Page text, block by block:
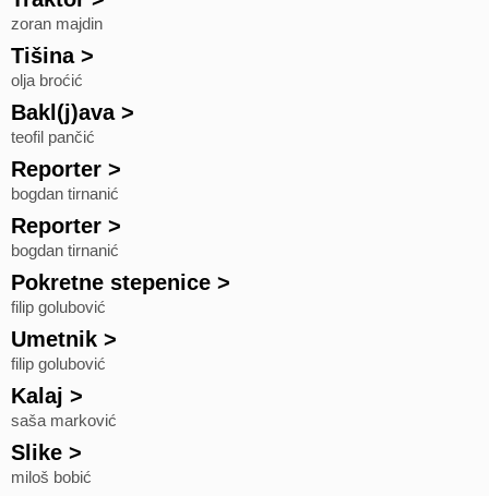
zoran majdin
Tišina>
olja broćić
Bakl(j)ava>
teofil pančić
Reporter >
bogdan tirnanić
Reporter >
bogdan tirnanić
Pokretne stepenice >
filip golubović
Umetnik >
filip golubović
Kalaj >
saša marković
Slike >
miloš bobić